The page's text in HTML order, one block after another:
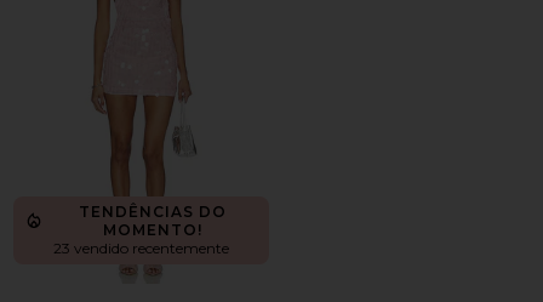
TENDÊNCIAS DO
MOMENTO!
23 vendido recentemente